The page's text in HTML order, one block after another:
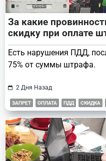
За какие
скидку при оплате
Есть нарушения ПДД,
75% от суммы штрафа.
2 Дня Назад
ЗАПРЕТ ОПЛАТА ПДД СКИДКА